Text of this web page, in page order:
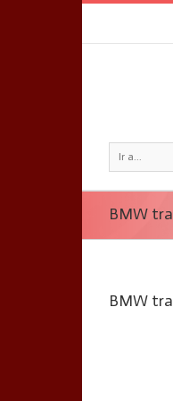
Ir a...
BMW
BMW